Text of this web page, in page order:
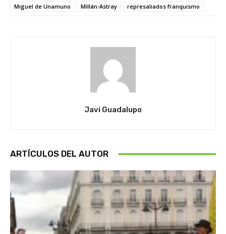
Miguel de Unamuno
Millán-Astray represaliados franquismo
Javi Guadalupo
ARTÍCULOS DEL AUTOR